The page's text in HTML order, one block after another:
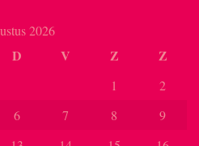
2026
D V Z Z
1
2
6 7 8
9